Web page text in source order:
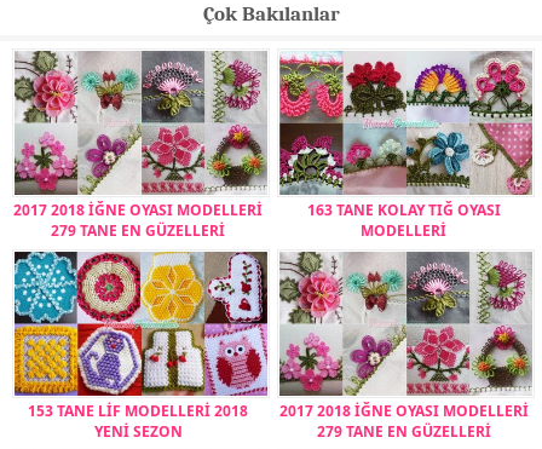
Çok Bakılanlar
2017 2018 İĞNE OYASI MODELLERİ
279 TANE EN GÜZELLERİ
163 TANE KOLAY TIĞ OYASI
MODELLERİ
153 TANE LİF MODELLERİ 2018
YENİ SEZON
2017 2018 İĞNE OYASI MODELLERİ
279 TANE EN GÜZELLERİ